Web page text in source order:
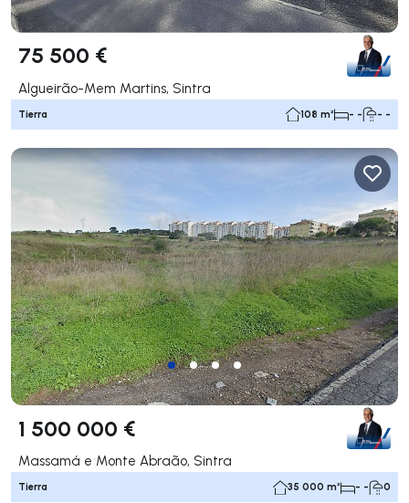
75 500 €
Algueirão-Mem Martins, Sintra
Tierra 108 m² - - - -
1 500 000 €
Massamá e Monte Abraão, Sintra
Tierra 35 000 m² - - 0